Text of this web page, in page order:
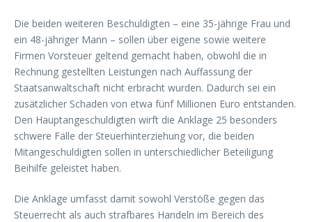
Die beiden weiteren Beschuldigten – eine 35-jährige Frau und
ein 48-jähriger Mann – sollen über eigene sowie weitere
Firmen Vorsteuer geltend gemacht haben, obwohl die in
Rechnung gestellten Leistungen nach Auffassung der
Staatsanwaltschaft nicht erbracht wurden. Dadurch sei ein
zusätzlicher Schaden von etwa fünf Millionen Euro entstanden.
Den Hauptangeschuldigten wirft die Anklage 25 besonders
schwere Fälle der Steuerhinterziehung vor, die beiden
Mitangeschuldigten sollen in unterschiedlicher Beteiligung
Beihilfe geleistet haben.
Die Anklage umfasst damit sowohl Verstöße gegen das
Steuerrecht als auch strafbares Handeln im Bereich des